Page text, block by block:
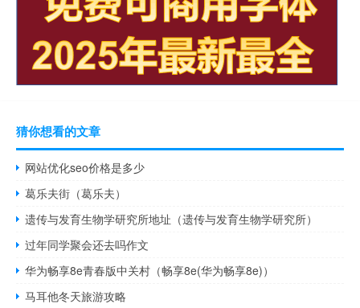
猜你想看的文章
网站优化seo价格是多少
葛乐夫街（葛乐夫）
遗传与发育生物学研究所地址（遗传与发育生物学研究所）
过年同学聚会还去吗作文
华为畅享8e青春版中关村（畅享8e(华为畅享8e)）
马耳他冬天旅游攻略